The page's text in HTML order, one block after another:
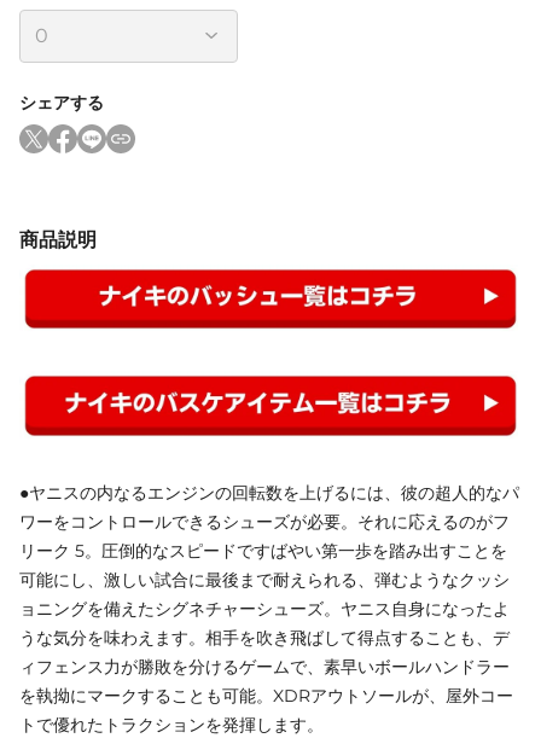
シェアする
商品説明
●ヤニスの内なるエンジンの回転数を上げるには、彼の超人的なパ
ワーをコントロールできるシューズが必要。それに応えるのがフ
リーク 5。圧倒的なスピードですばやい第一歩を踏み出すことを
可能にし、激しい試合に最後まで耐えられる、弾むようなクッシ
ョニングを備えたシグネチャーシューズ。ヤニス自身になったよ
うな気分を味わえます。相手を吹き飛ばして得点することも、デ
ィフェンス力が勝敗を分けるゲームで、素早いボールハンドラー
を執拗にマークすることも可能。XDRアウトソールが、屋外コー
トで優れたトラクションを発揮します。